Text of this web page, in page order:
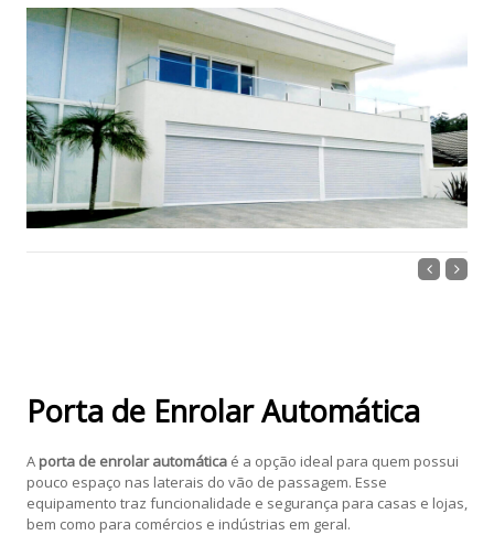
Porta de Enrolar Automática
A porta de enrolar automáticaé a opção ideal para quem possui
pouco espaço nas laterais do vão de passagem. Esse
equipamento traz funcionalidade e segurança para casas e lojas,
bem como para comércios e indústrias em geral.